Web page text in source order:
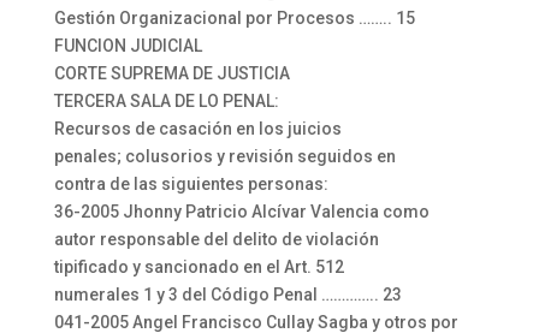
Gestión Organizacional por Procesos …….. 15
FUNCION JUDICIAL
CORTE SUPREMA DE JUSTICIA
TERCERA SALA DE LO PENAL:
Recursos de casación en los juicios
penales; colusorios y revisión seguidos en
contra de las siguientes personas:
36-2005 Jhonny Patricio Alcívar Valencia como
autor responsable del delito de violación
tipificado y sancionado en el Art. 512
numerales 1 y 3 del Código Penal ………….. 23
041-2005 Angel Francisco Cullay Sagba y otros por